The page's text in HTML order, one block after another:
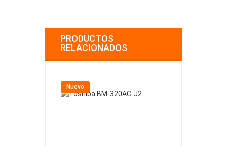
PRODUCTOS
RELACIONADOS
Nuevo